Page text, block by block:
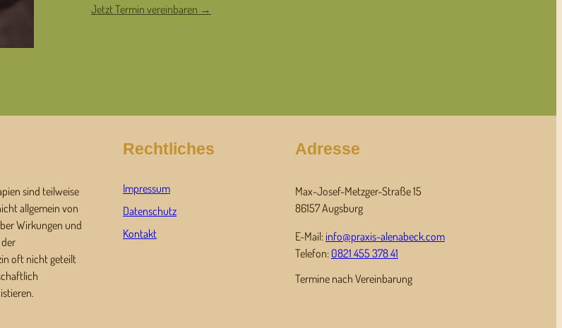
Jetzt Termin vereinbaren →
sind teilweise
allgemein von
Wirkungen und
oft nicht geteilt
Rechtliches
Impressum
Datenschutz
Kontakt
Adresse
Max-Josef-Metzger-Straße 15
86157 Augsburg
E-Mail: info@praxis-alenabeck.com
Telefon: 0821 455 378 41
Termine nach Vereinbarung